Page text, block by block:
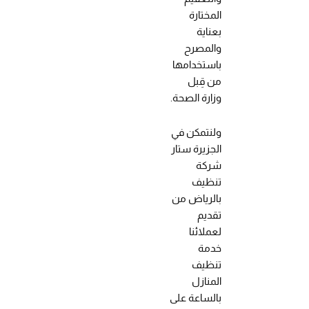
المختارة
بعناية
والمصرح
باستخدامها
من قِبل
وزارة الصحة.
ولنتمكن في
الجزيرة ستار
شركة
تنظيف
بالرياض من
تقديم
لعملائنا
خدمة
تنظيف
المنازل
بالساعة على